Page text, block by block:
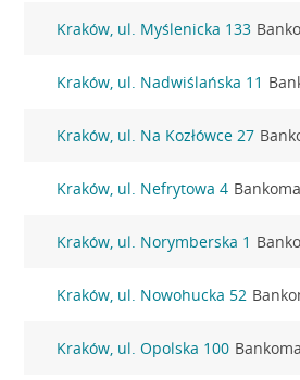
Kraków, ul. Myślenicka 133
Kraków, ul. Nadwiślańska 11
Kraków, ul. Na Kozłówce 27
Kraków, ul. Nefrytowa 4
Kraków, ul. Norymberska 1
Kraków, ul. Nowohucka 52
Kraków, ul. Opolska 100